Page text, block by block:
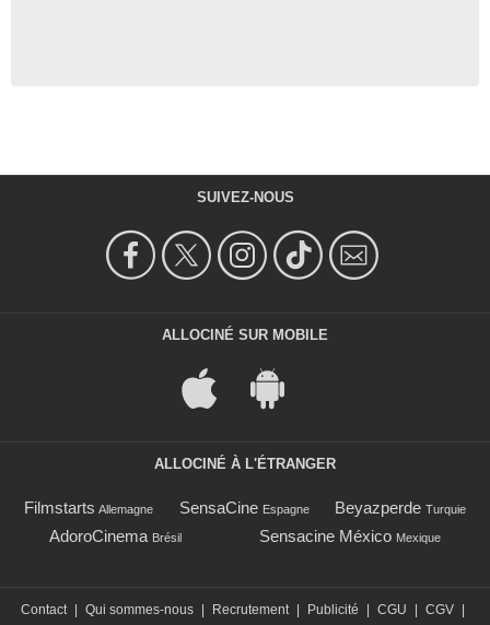
SUIVEZ-NOUS
ALLOCINÉ SUR MOBILE
ALLOCINÉ À L'ÉTRANGER
Filmstarts Allemagne SensaCine Espagne Beyazperde Turquie
AdoroCinema Brésil Sensacine México Mexique
Contact | Qui sommes-nous | Recrutement | Publicité | CGU | CGV |